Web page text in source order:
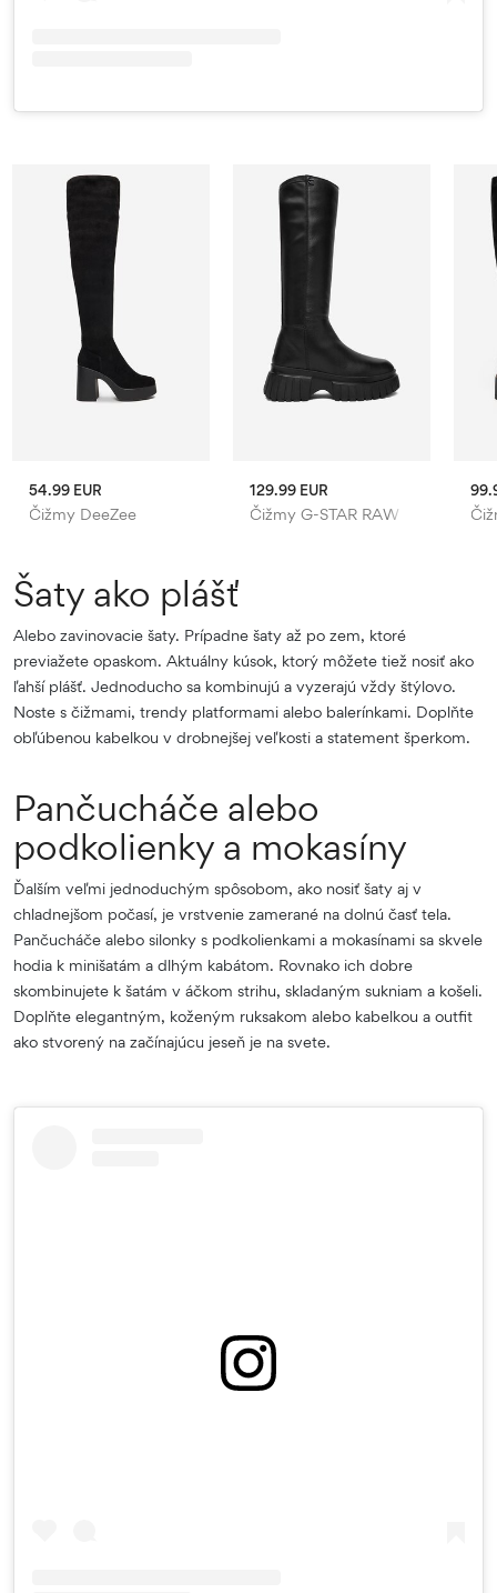
Čižmy DeeZee
54.99 EUR
Čižmy G-STAR RAW
129.99 EUR
Šaty ako plášť
Alebo zavinovacie šaty. Prípadne šaty až po zem, ktoré
previažete opaskom. Aktuálny kúsok, ktorý môžete tiež nosiť ako
ľahší plášť. Jednoducho sa kombinujú a vyzerajú vždy štýlovo.
Noste s čižmami, trendy platformami alebo balerínkami. Doplňte
obľúbenou kabelkou v drobnejšej veľkosti a statement šperkom.
Pančucháče alebo
podkolienky a mokasíny
Ďalším veľmi jednoduchým spôsobom, ako nosiť šaty aj v
chladnejšom počasí, je vrstvenie zamerané na dolnú časť tela.
Pančucháče alebo silonky s podkolienkami a mokasínami sa skvele
hodia k minišatám a dlhým kabátom. Rovnako ich dobre
skombinujete k šatám v áčkom strihu, skladaným sukniam a košeli.
Doplňte elegantným, koženým ruksakom alebo kabelkou a outfit
ako stvorený na začínajúcu jeseň je na svete.